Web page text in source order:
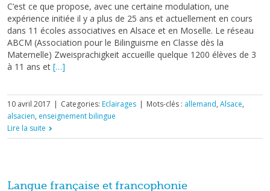
C’est ce que propose, avec une certaine modulation, une
expérience initiée il y a plus de 25 ans et actuellement en cours
dans 11 écoles associatives en Alsace et en Moselle. Le réseau
ABCM (Association pour le Bilinguisme en Classe dès la
Maternelle) Zweisprachigkeit accueille quelque 1200 élèves de 3
à 11 ans et […]
10 avril 2017 | Categories: Eclairages | Mots-clés : allemand, Alsace,
alsacien, enseignement bilingue
Lire la suite
Langue française et francophonie